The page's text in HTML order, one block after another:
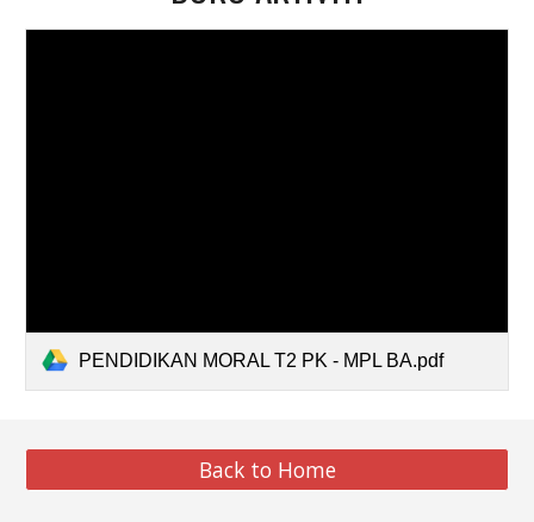
PENDIDIKAN MORAL T2 PK - MPL BA.pdf
Back to Home